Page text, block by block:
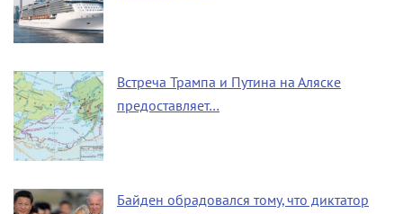
Встреча Трампа и Путина на Аляске
предоставляет…
Байден обрадовался тому, что диктатор